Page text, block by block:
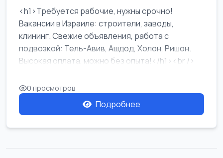
<h1>Требуется рабочие, нужны срочно!
Вакансии в Израиле: строители, заводы,
клининг. Свежие объявления, работа с
подвозкой: Тель-Авив, Ашдод, Холон, Ришон.
Высокая оплата, можно без опыта!</h1><br />
...
0 просмотров
Подробнее